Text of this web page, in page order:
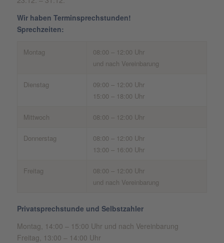
Wir haben Terminsprechstunden!
Sprechzeiten:
Montag
08:00 – 12:00 Uhr
und nach Vereinbarung
Dienstag
09:00 – 12:00 Uhr
15:00 – 18:00 Uhr
Mittwoch 08:00 – 12:00 Uhr
Donnerstag
08:00 – 12:00 Uhr
13:00 – 16:00 Uhr
Freitag
08:00 – 12:00 Uhr
und nach Vereinbarung
Privatsprechstunde und Selbstzahler
Montag, 14:00 – 15:00 Uhr und nach Vereinbarung
Freitag, 13:00 – 14:00 Uhr